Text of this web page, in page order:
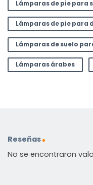
Lámparas de pie para
Lámparas de pie para
Lámparas de suelo
Lámparas árabes
Reseñas
No se encontraron